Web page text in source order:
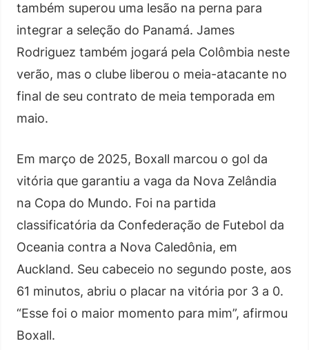
também superou uma lesão na perna para
integrar a seleção do Panamá. James
Rodriguez também jogará pela Colômbia neste
verão, mas o clube liberou o meia-atacante no
final de seu contrato de meia temporada em
maio.
Em março de 2025, Boxall marcou o gol da
vitória que garantiu a vaga da Nova Zelândia
na Copa do Mundo. Foi na partida
classificatória da Confederação de Futebol da
Oceania contra a Nova Caledônia, em
Auckland. Seu cabeceio no segundo poste, aos
61 minutos, abriu o placar na vitória por 3 a 0.
“Esse foi o maior momento para mim”, afirmou
Boxall.